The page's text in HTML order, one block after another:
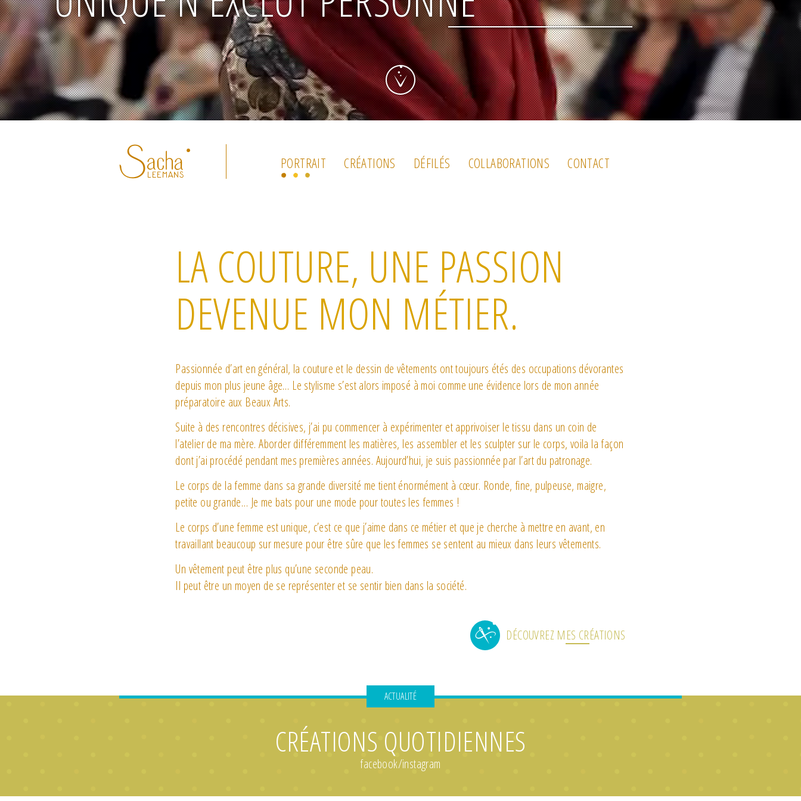
PORTRAIT CRÉATIONS DÉFILÉS COLLABORATIONS CONTACT
LA COUTURE, UNE PASSION
DEVENUE MON MÉTIER.
Passionnée d’art en général, la couture et le dessin de vêtements ont toujours étés des occupations dévorantes
depuis mon plus jeune âge… Le stylisme s’est alors imposé à moi comme une évidence lors de mon année
préparatoire aux Beaux Arts.
Suite à des rencontres décisives, j’ai pu commencer à expérimenter et apprivoiser le tissu dans un coin de
l’atelier de ma mère. Aborder différemment les matières, les assembler et les sculpter sur le corps, voila la façon
dont j’ai procédé pendant mes premières années. Aujourd’hui, je suis passionnée par l’art du patronage.
Le corps de la femme dans sa grande diversité me tient énormément à cœur. Ronde, fine, pulpeuse, maigre,
petite ou grande… Je me bats pour une mode pour toutes les femmes !
Le corps d’une femme est unique, c’est ce que j’aime dans ce métier et que je cherche à mettre en avant, en
travaillant beaucoup sur mesure pour être sûre que les femmes se sentent au mieux dans leurs vêtements.
Un vêtement peut être plus qu’une seconde peau.
Il peut être un moyen de se représenter et se sentir bien dans la société.
DÉCOUVREZ MES CRÉATIONS
ACTUALITÉ
CRÉATIONS QUOTIDIENNES
facebook/instagram